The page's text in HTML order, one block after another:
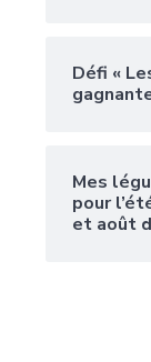
Défi «
Mes
pour
et août